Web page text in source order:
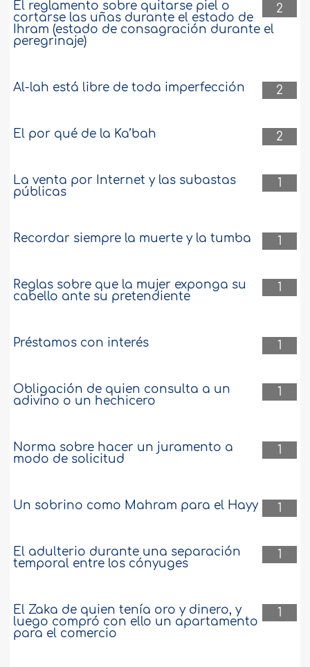
2
El reglamento sobre quitarse piel o
cortarse las uñas durante el estado de
Ihram (estado de consagración durante el
peregrinaje)
2
Al-lah está libre de toda imperfección
2
El por qué de la Ka’bah
1
La venta por Internet y las subastas
públicas
1
Recordar siempre la muerte y la tumba
1
Reglas sobre que la mujer exponga su
cabello ante su pretendiente
1
Préstamos con interés
1
Obligación de quien consulta a un
adivino o un hechicero
1
Norma sobre hacer un juramento a
modo de solicitud
1
Un sobrino como Mahram para el Hayy
1
El adulterio durante una separación
temporal entre los cónyuges
1
El Zaka de quien tenía oro y dinero, y
luego compró con ello un apartamento
para el comercio